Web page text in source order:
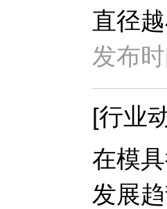
直径
发布
[行业
在模
发展